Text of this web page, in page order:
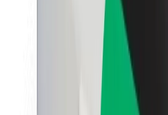
Fenntarthatóság a Boltnál
Project Zero
Sajtószoba